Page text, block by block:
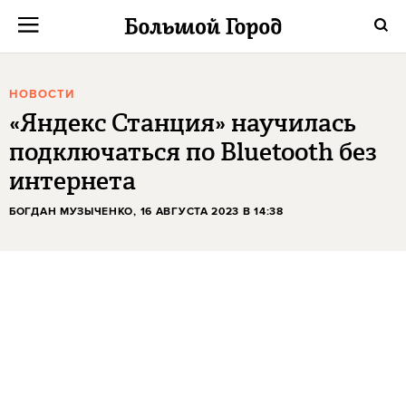
НОВОСТИ
«Яндекс Станция» научилась
подключаться по Bluetooth без
интернета
БОГДАН МУЗЫЧЕНКО, 16 АВГУСТА 2023 В 14:38